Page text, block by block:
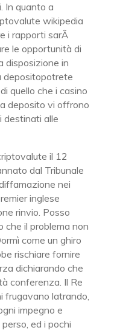
In quanto a
wikipedia
i rapporti sarÃ
le opportunità di
disposizione in
depositopotrete
quello che i casino
deposito vi offrono
destinati alle
il 12
dal Tribunale
nei
inglese
rinvio. Posso
che il problema non
come un ghiro
rischiare fornire
dichiarando che
conferenza. Il Re
frugavano latrando,
impegno e
ed i pochi